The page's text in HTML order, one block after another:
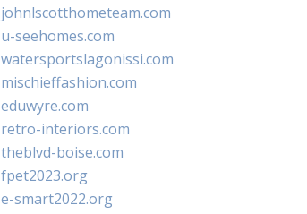
johnlscotthometeam.com
u-seehomes.com
watersportslagonissi.com
mischieffashion.com
eduwyre.com
retro-interiors.com
theblvd-boise.com
fpet2023.org
e-smart2022.org